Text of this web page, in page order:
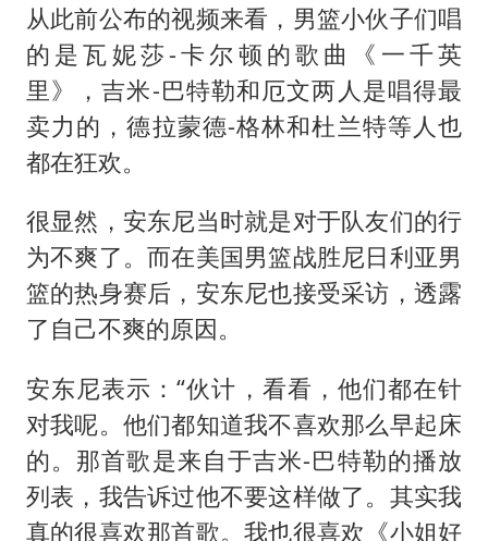
从此前公布的视频来看，男篮小伙子们唱
的是瓦妮莎-卡尔顿的歌曲《一千英
里》，吉米-巴特勒和厄文两人是唱得最
卖力的，德拉蒙德-格林和杜兰特等人也
都在狂欢。
很显然，安东尼当时就是对于队友们的行
为不爽了。而在美国男篮战胜尼日利亚男
篮的热身赛后，安东尼也接受采访，透露
了自己不爽的原因。
安东尼表示：“伙计，看看，他们都在针
对我呢。他们都知道我不喜欢那么早起床
的。那首歌是来自于吉米-巴特勒的播放
列表，我告诉过他不要这样做了。其实我
真的很喜欢那首歌。我也很喜欢《小姐好